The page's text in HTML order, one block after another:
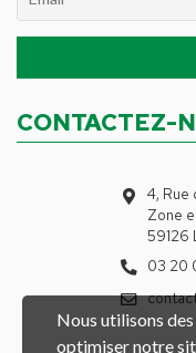
CONTACTEZ-
4, Rue
Zone
59126
03 20
Nous utilisons
optimiser notre